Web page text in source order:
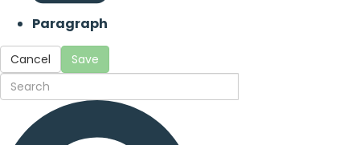
Paragraph
Cancel Save